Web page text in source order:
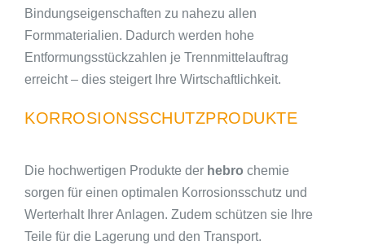
Bindungseigenschaften zu nahezu allen
Formmaterialien. Dadurch werden hohe
Entformungsstückzahlen je Trennmittelauftrag
erreicht – dies steigert Ihre Wirtschaftlichkeit.
KORROSIONSSCHUTZ­PRODUKTE
Die hochwertigen Produkte der hebro chemie
sorgen für einen optimalen Korrosionsschutz und
Werterhalt Ihrer Anlagen. Zudem schützen sie Ihre
Teile für die Lagerung und den Transport.